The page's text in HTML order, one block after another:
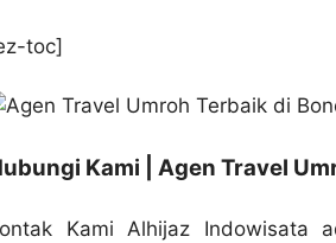
toc]
Kami | Agen Travel
Kami Alhijaz Indowisata